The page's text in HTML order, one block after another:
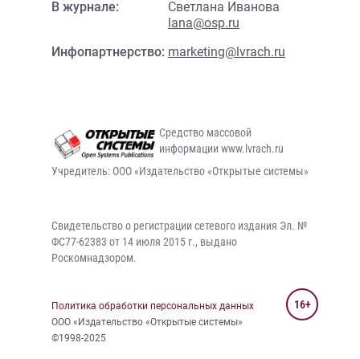
В журнале:
Светлана Иванова
lana@osp.ru
Инфопартнерство: marketing@lvrach.ru
Средство массовой
информации www.lvrach.ru
Учредитель: ООО «Издательство «Открытые системы»
Свидетельство о регистрации сетевого издания Эл. №
ФС77-62383 от 14 июля 2015 г., выдано
Роскомнадзором.
Политика обработки персональных данных
ООО «Издательство «Открытые системы»
©1998-2025
16+